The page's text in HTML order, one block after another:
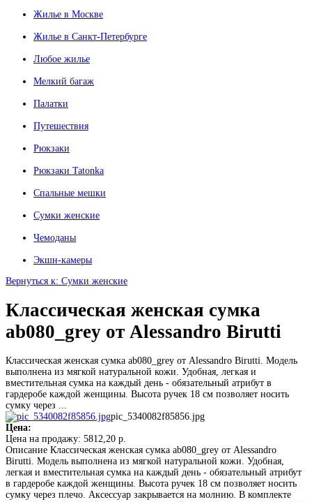
Жилье в Москве
Жилье в Санкт-Петербурге
Любое жилье
Мелкий багаж
Палатки
Путешествия
Рюкзаки
Рюкзаки Tatonka
Спальные мешки
Сумки женские
Чемоданы
Экшн-камеры
Вернуться к: Сумки женские
Классическая женская сумка
ab080_grey от Alessandro Birutti
Классическая женская сумка ab080_grey от Alessandro Birutti. Модель
выполнена из мягкой натуральной кожи. Удобная, легкая и
вместительная сумка на каждый день - обязательный атрибут в
гардеробе каждой женщины. Высота ручек 18 см позволяет носить
сумку через ...
pic_5340082f85856.jpg
Цена:
Цена на продажу: 5812,20 р.
Описание Классическая женская сумка ab080_grey от Alessandro
Birutti. Модель выполнена из мягкой натуральной кожи. Удобная,
легкая и вместительная сумка на каждый день - обязательный атрибут
в гардеробе каждой женщины. Высота ручек 18 см позволяет носить
сумку через плечо. Аксессуар закрывается на молнию. В комплекте